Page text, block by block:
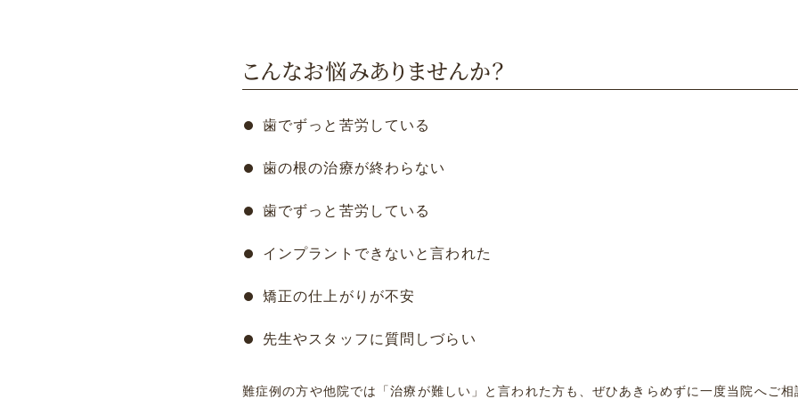
こんなお悩みありませんか？
⻭でずっと苦労している
⻭の根の治療が終わらない
⻭でずっと苦労している
インプラントできないと⾔われた
矯正の仕上がりが不安
先⽣やスタッフに質問しづらい
難症例の方や他院では「治療が難しい」と言われた方も、ぜひあきらめずに一度当院へご相